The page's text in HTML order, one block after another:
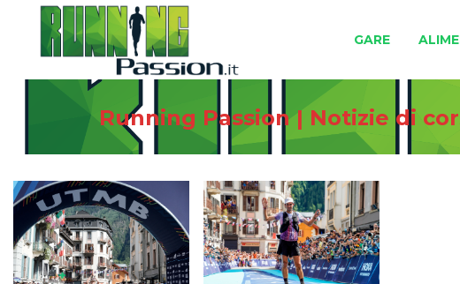
GARE
Running Passion | Notizie di